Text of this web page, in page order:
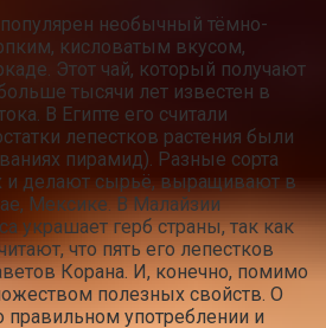
необычный тёмно-
кисловатым вкусом,
Этот чай, который получают
тысячи лет известен в
В Египте его считали
лепестков растения были
пирамид). Разные сорта
и делают сырьё, выращивают в
Мексике. В Малайзии
украшает герб страны, так как
что пять его лепестков
Корана. И, конечно, помимо
полезных свойств. О
правильном употреблении и